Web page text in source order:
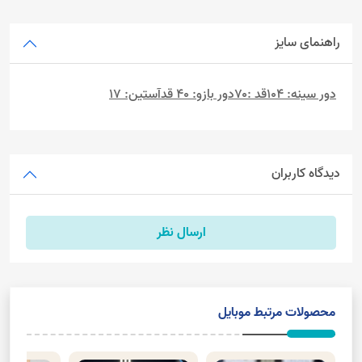
راهنمای سایز
دور سینه: 104قد :۷۰دور بازو: 40 قدآستین: 17
دیدگاه کاربران
ارسال نظر
محصولات مرتبط موبایل